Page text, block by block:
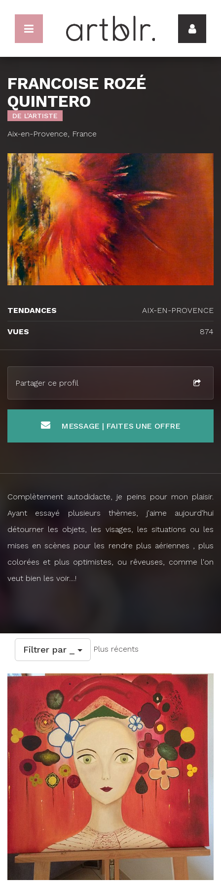
FRANCOISE ROZÉ
QUINTERO
DE L'ARTISTE
Aix-en-Provence, France
Partager ce profil
MESSAGE | FAITES UNE OFFRE
TENDANCES AIX-EN-PROVENCE
VUES 874
Complètement autodidacte, je peins pour mon plaisir.
Ayant essayé plusieurs thèmes, j'aime aujourd'hui
détourner les objets, les visages, les situations ou les
mises en scènes pour les rendre plus aériennes , plus
colorées et plus optimistes, ou rêveuses, comme l'on
veut bien les voir....!
Filtrer par _ Plus récents